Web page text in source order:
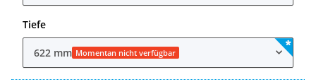
Tiefe
622 mm Momentan nicht verfügbar